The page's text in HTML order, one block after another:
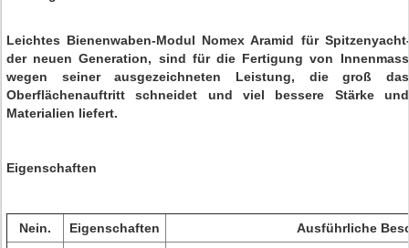
Leichtes Bienenwaben-Modul Nomex Aramid für
der neuen Generation, sind für die Fertigung von
wegen seiner ausgezeichneten Leistung, die groß das
Oberflächenauftritt schneidet und viel bessere Stärke
Materialien liefert.
Eigenschaften
Nein. Eigenschaften Ausführliche